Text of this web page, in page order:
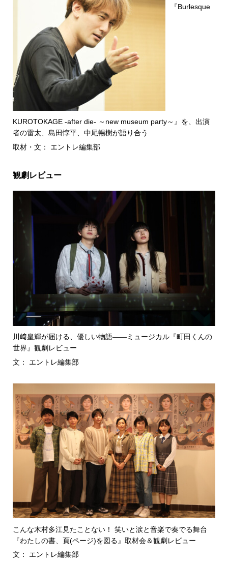
『Burlesque
KUROTOKAGE -after die- ～new museum party～』を、出演
者の雷太、島田惇平、中尾暢樹が語り合う
取材・文： エントレ編集部
観劇レビュー
川﨑皇輝が届ける、優しい物語――ミュージカル『町田くんの
世界』観劇レビュー
文： エントレ編集部
こんな木村多江見たことない！ 笑いと涙と音楽で奏でる舞台
『わたしの書、頁(ページ)を図る』取材会＆観劇レビュー
文： エントレ編集部